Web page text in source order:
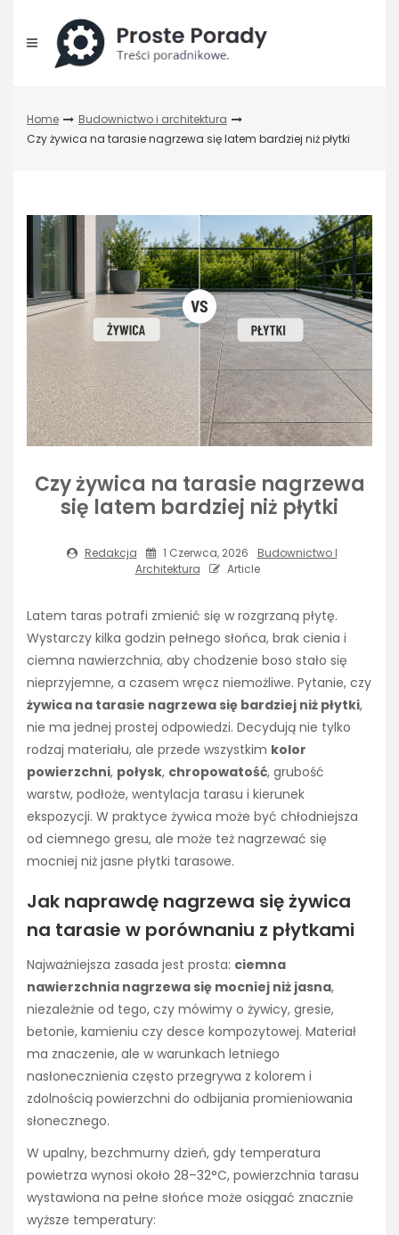
content
Home
Budownictwo i architektura
Czy żywica na tarasie nagrzewa się latem bardziej niż płytki
Czy żywica na tarasie nagrzewa
się latem bardziej niż płytki
Redakcja 1 Czerwca, 2026
Budownictwo I
Architektura
Article
Latem taras potrafi zmienić się w rozgrzaną płytę.
Wystarczy kilka godzin pełnego słońca, brak cienia i
ciemna nawierzchnia, aby chodzenie boso stało się
nieprzyjemne, a czasem wręcz niemożliwe. Pytanie, czy
żywica na tarasie nagrzewa się bardziej niż płytki,
nie ma jednej prostej odpowiedzi. Decydują nie tylko
rodzaj materiału, ale przede wszystkim kolor
powierzchni, połysk, chropowatość, grubość
warstw, podłoże, wentylacja tarasu i kierunek
ekspozycji. W praktyce żywica może być chłodniejsza
od ciemnego gresu, ale może też nagrzewać się
mocniej niż jasne płytki tarasowe.
Jak naprawdę nagrzewa się żywica
na tarasie w porównaniu z płytkami
Najważniejsza zasada jest prosta: ciemna
nawierzchnia nagrzewa się mocniej niż jasna,
niezależnie od tego, czy mówimy o żywicy, gresie,
betonie, kamieniu czy desce kompozytowej. Materiał
ma znaczenie, ale w warunkach letniego
nasłonecznienia często przegrywa z kolorem i
zdolnością powierzchni do odbijania promieniowania
słonecznego.
W upalny, bezchmurny dzień, gdy temperatura
powietrza wynosi około 28–32°C, powierzchnia tarasu
wystawiona na pełne słońce może osiągać znacznie
wyższe temperatury: